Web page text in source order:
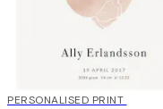
20%*
PERSONALISED PRINT